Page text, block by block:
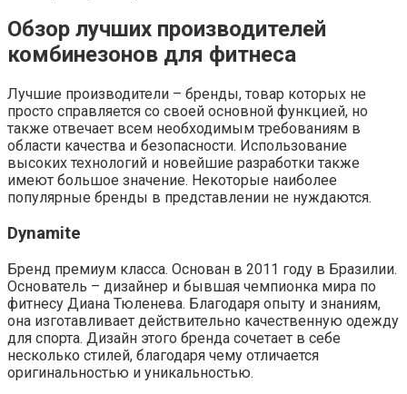
Обзор лучших производителей
комбинезонов для фитнеса
Лучшие производители – бренды, товар которых не
просто справляется со своей основной функцией, но
также отвечает всем необходимым требованиям в
области качества и безопасности. Использование
высоких технологий и новейшие разработки также
имеют большое значение. Некоторые наиболее
популярные бренды в представлении не нуждаются.
Dynamite
Бренд премиум класса. Основан в 2011 году в Бразилии.
Основатель – дизайнер и бывшая чемпионка мира по
фитнесу Диана Тюленева. Благодаря опыту и знаниям,
она изготавливает действительно качественную одежду
для спорта. Дизайн этого бренда сочетает в себе
несколько стилей, благодаря чему отличается
оригинальностью и уникальностью.